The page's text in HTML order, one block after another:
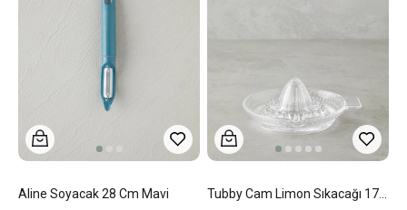
Aline Soyacak 28 Cm Mavi